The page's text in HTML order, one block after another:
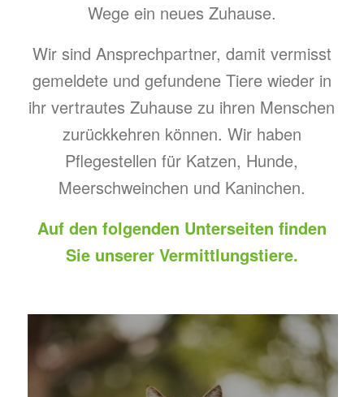
Wege ein neues Zuhause.
Wir sind Ansprechpartner, damit vermisst
gemeldete und gefundene Tiere wieder in
ihr vertrautes Zuhause zu ihren Menschen
zurückkehren können. Wir haben
Pflegestellen für Katzen, Hunde,
Meerschweinchen und Kaninchen.
Auf den folgenden Unterseiten finden
Sie unserer Vermittlungstiere.